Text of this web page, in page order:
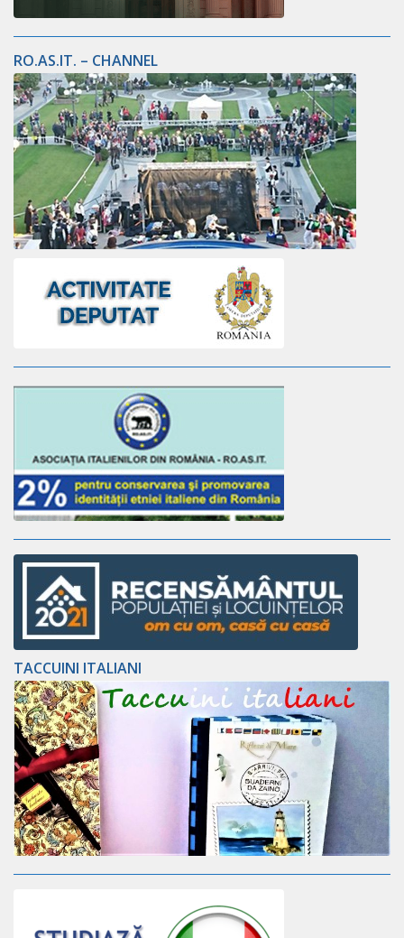
RO.AS.IT. – CHANNEL
TACCUINI ITALIANI